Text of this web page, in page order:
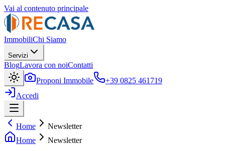
Vai al contenuto principale
ImmobiliChi Siamo
Servizi
BlogLavora con noiContatti
Proponi Immobile
+39 0825 461719
Accedi
Home
Newsletter
Home
Newsletter